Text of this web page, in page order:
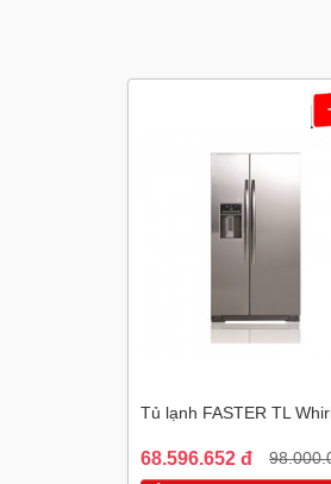
Tủ lạnh FASTER TL
68.596.652 đ